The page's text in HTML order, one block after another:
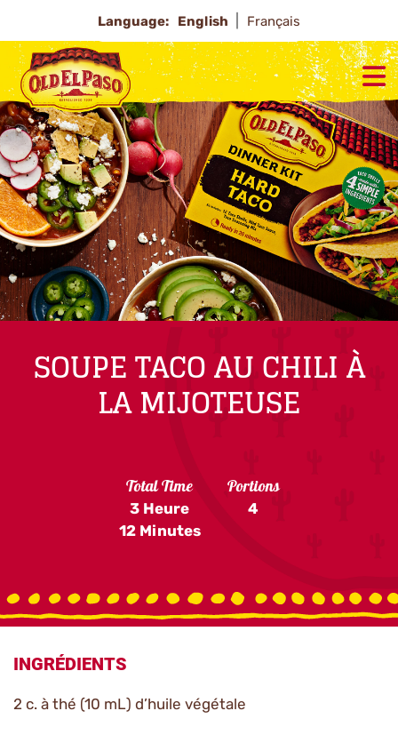
Language: English Français
SOUPE TACO AU CHILI À
LA MIJOTEUSE
Total Time
3 Heure
12 Minutes
Portions
4
INGRÉDIENTS
2 c. à thé (10 mL) d’huile végétale